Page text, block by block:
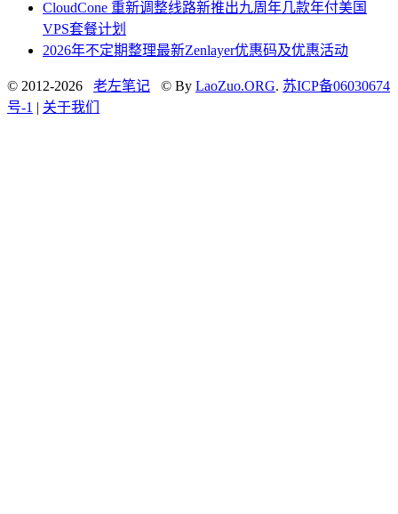
CloudCone 重新调整线路新推出九周年几款年付美国
VPS套餐计划
2026年不定期整理最新Zenlayer优惠码及优惠活动
© 2012-2026 老左笔记 © By LaoZuo.ORG. 苏ICP备06030674
号-1 | 关于我们